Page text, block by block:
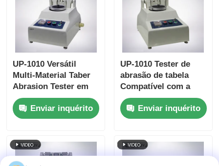
UP-1010 Versátil
Multi-Material Taber
Abrasion Tester em
conformidade com
vários padrões
internacionais
Enviar inquérito
UP-1010 Tester de
abrasão de tabela
Compatível com a
ASTM D4060, ASTM
D1044, ISO 5470 e JIS
K7204 Com carga
1000g e velocidade de
rotação de 60 r/min
Enviar inquérito